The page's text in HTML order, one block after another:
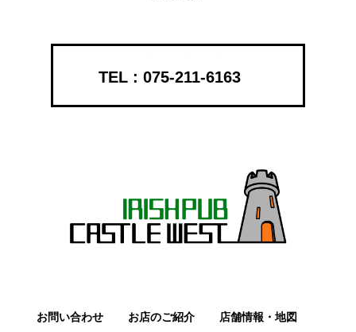
075-211-6163
お問い合わせ お店のご紹介 店舗情報・地図